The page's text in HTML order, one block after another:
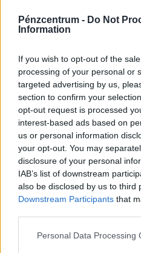
Pénzcentrum - Do Not
Information
If you wish to opt-out of the
processing of your personal or
targeted advertising by us,
section to confirm your
opt-out request is processed
interest-based ads based on
us or personal information
your opt-out. You may
disclosure of your personal
IAB’s list of downstream
also be disclosed by us to third
Downstream Participants that
Personal Data Processing
Családtámogatások
1
VISSZA NEM TÉRÍTENDŐ
CSOK új építésű
ingatlanra*, vagy
0,6
CSOK használt ingatlan
0,6